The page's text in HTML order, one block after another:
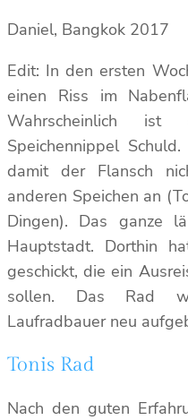
Daniel, Bangkok 2017
Edit: In den ersten
einen Riss im
Wahrscheinlich
Speichennippel
damit der Flansch
anderen Speichen an
Dingen). Das ganze
Hauptstadt. Dorthin
geschickt, die ein
sollen. Das Rad
Laufradbauer neu
Tonis Rad
Nach den guten